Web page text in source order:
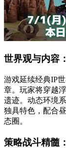
世界观与内容：
游戏延续经典IP
章。玩家将穿越
遗迹。动态环境
独具特色，配合
态圈。
策略战斗精髓：